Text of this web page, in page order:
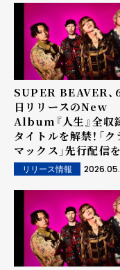
SUPER BEAVER、
日リリースのNew
Album『人生』全収
タイトルを解禁！「ク
マックス」先行配信
に、アルバム全貌が明
に！
リリース情報